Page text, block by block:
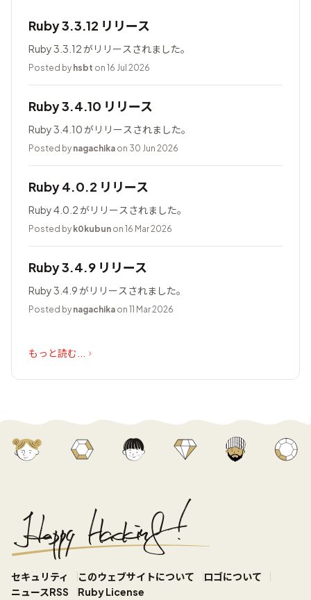
Ruby 3.3.12 リリース
Ruby 3.3.12 がリリースされました。
Posted by hsbt on 16 Jul 2026
Ruby 3.4.10 リリース
Ruby 3.4.10 がリリースされました。
Posted by nagachika on 30 Jun 2026
Ruby 4.0.2 リリース
Ruby 4.0.2 がリリースされました。
Posted by k0kubun on 16 Mar 2026
Ruby 3.4.9 リリース
Ruby 3.4.9 がリリースされました。
Posted by nagachika on 11 Mar 2026
もっと読む...
セキュリティ このウェブサイトについて
ロゴについて
ニュースRSS
Ruby License